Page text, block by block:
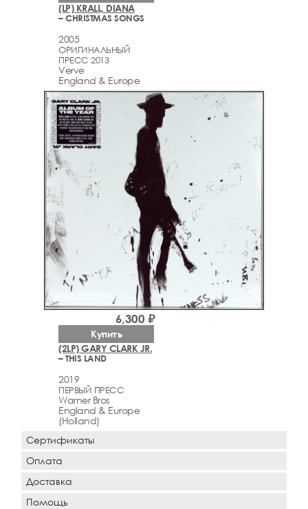
(LP) KRALL, DIANA
– CHRISTMAS SONGS
2005
ОРИГИНАЛЬНЫЙ
ПРЕСС 2013
Verve
England & Europe
(2LP) GARY CLARK JR.
– THIS LAND
2019
ПЕРВЫЙ ПРЕСС
Warner Bros
England & Europe
(Holland)
6,300 ₽
Купить
Сертификаты
Оплата
Доставка
Помощь